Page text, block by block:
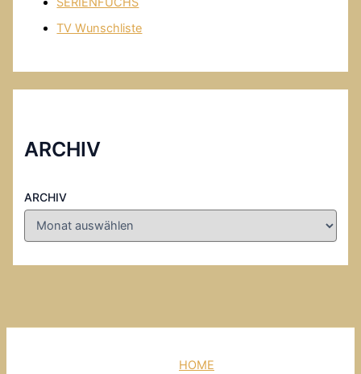
TV Wunschliste
ARCHIV
ARCHIV
HOME